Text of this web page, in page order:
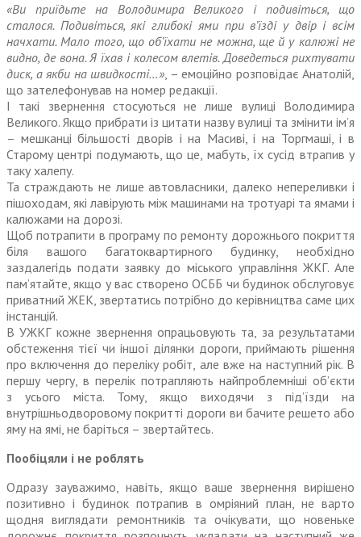
«Ви приїдьте на Володимира Великого і подивіться, що
сталося. Подивіться, які глибокі ями при в’їзді у двір і всім
начхати. Мало того, що об’їхати не можна, ще й у калюжі не
видно, де вона. Я їхав і колесом влетів. Доведеться рихтувати
диск, а якби на швидкості…», – емоційно розповідає Анатолій,
що зателефонував на номер редакції.
І такі звернення стосуються не лише вулиці Володимира
Великого. Якщо прибрати із цитати назву вулиці та змінити ім’я
– мешканці більшості дворів і на Масиві, і на Торгмаші, і в
Старому центрі подумають, що це, мабуть, їх сусід втрапив у
таку халепу.
Та страждають не лише автовласники, далеко непереливки і
пішоходам, які лавірують між машинами на тротуарі та ямами і
калюжами на дорозі.
Щоб потрапити в програму по ремонту дорожнього покриття
біля вашого багатоквартирного будинку, необхідно
заздалегідь подати заявку до міського управління ЖКГ. Але
пам’ятайте, якщо у вас створено ОСББ чи будинок обслуговує
приватний ЖЕК, звертатись потрібно до керівницт­ва саме цих
інстанцій.
В УЖКГ кожне звернення опрацьовують та, за результатами
обстеження тієї чи іншої ділянки дороги, приймають рішення
про включення до переліку робіт, але вже на наступний рік. В
першу чергу, в перелік потрапляють найпроблемніші об’єкти
з усього міста. Тому, якщо виходячи з під’їзди на
внутрішньодворовому покритті дороги ви бачите решето або
яму на ямі, не баріться – звертайтесь.
Пообіцяли і не роблять
Одразу зауважимо, навіть, якщо ваше звернення вирішено
позитивно і будинок потрапив в омріяний план, не варто
щодня виглядати ремонтників та очікувати, що новеньке